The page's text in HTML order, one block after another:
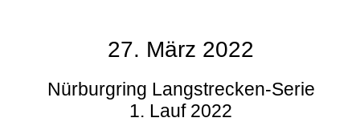
27. März 2022
Nürburgring Langstrecken-Serie
1. Lauf 2022